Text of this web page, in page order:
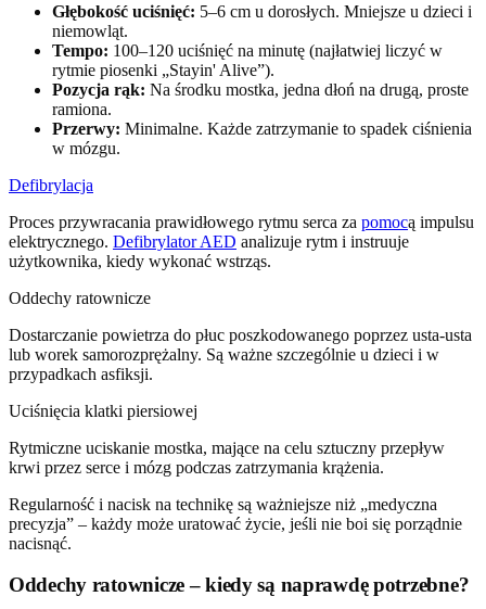
Głębokość uciśnięć: 5–6 cm u dorosłych. Mniejsze u dzieci i
niemowląt.
Tempo: 100–120 uciśnięć na minutę (najłatwiej liczyć w
rytmie piosenki „Stayin' Alive”).
Pozycja rąk: Na środku mostka, jedna dłoń na drugą, proste
ramiona.
Przerwy: Minimalne. Każde zatrzymanie to spadek ciśnienia
w mózgu.
Defibrylacja
Proces przywracania prawidłowego rytmu serca za pomocą impulsu
elektrycznego. Defibrylator AED analizuje rytm i instruuje
użytkownika, kiedy wykonać wstrząs.
Oddechy ratownicze
Dostarczanie powietrza do płuc poszkodowanego poprzez usta-usta
lub worek samorozprężalny. Są ważne szczególnie u dzieci i w
przypadkach asfiksji.
Uciśnięcia klatki piersiowej
Rytmiczne uciskanie mostka, mające na celu sztuczny przepływ
krwi przez serce i mózg podczas zatrzymania krążenia.
Regularność i nacisk na technikę są ważniejsze niż „medyczna
precyzja” – każdy może uratować życie, jeśli nie boi się porządnie
nacisnąć.
Oddechy ratownicze – kiedy są naprawdę potrzebne?